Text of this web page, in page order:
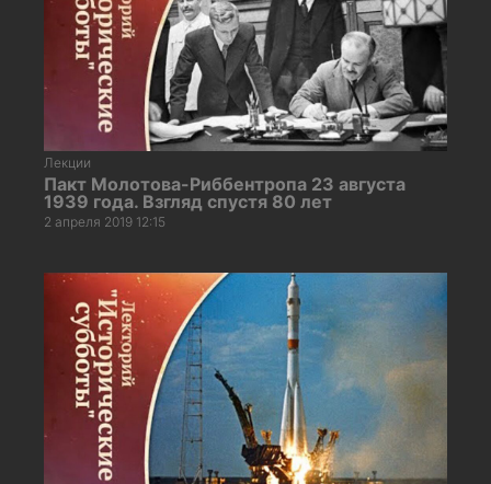
Лекции
Пакт Молотова-Риббентропа 23 августа
1939 года. Взгляд спустя 80 лет
2 апреля 2019 12:15